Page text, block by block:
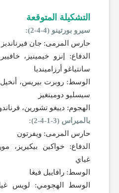
التشكيلة المتوقعة
سيرو بورتينو (4-4-2):
حارس المرمى: جان فيرنانديز
الدفاع: إنزو خيمينيز،
سانتياغو أرزامينديا
الوسط: روبرت بيريس، أنخيل
سيسليو دومينغيز
الهجوم: دييغو تشورين، فرناندو
بالميراس (3-1-4-2):
حارس المرمى: ويفرتون
الدفاع: خواكين بيكيريز،
غياي
الوسط: رافاييل فيغا
الوسط الهجومي: لويس